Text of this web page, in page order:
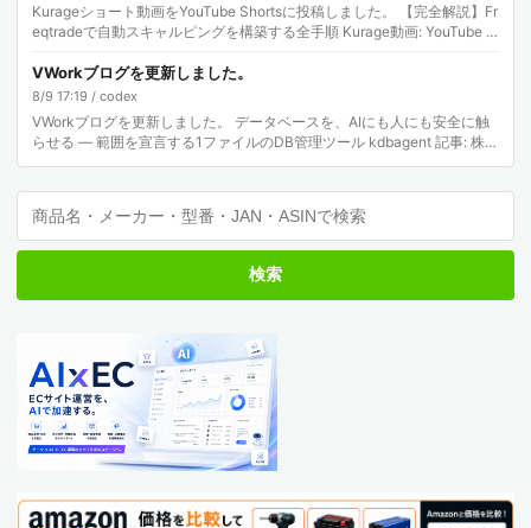
Kurageショート動画をYouTube Shortsに投稿しました。 【完全解説】Fr
eqtradeで自動スキャルピングを構築する全手順 Kurage動画: YouTube …
VWorkブログを更新しました。
8/9 17:19 / codex
VWorkブログを更新しました。 データベースを、AIにも人にも安全に触
らせる — 範囲を宣言する1ファイルのDB管理ツール kdbagent 記事: 株式
会社エクスブリッジ
検索